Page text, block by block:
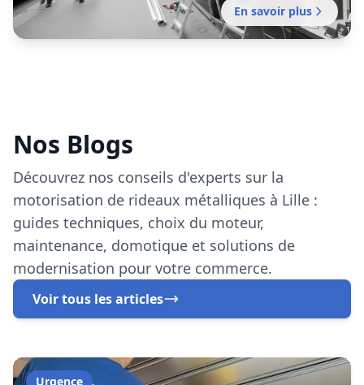
métal pour commerce, entrepôt ou local
professionnel. Mission sans délai.
En savoir plus
Nos Blogs
Découvrez nos conseils d'experts sur la
motorisation de rideaux métalliques à Lille :
guides techniques, choix du moteur,
maintenance, domotique et solutions de
modernisation pour votre commerce.
Voir tous les articles
Urgence